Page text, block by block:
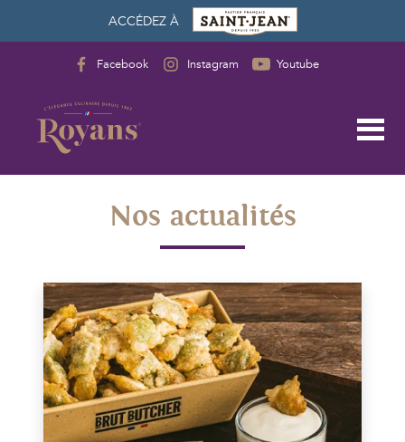
Facebook Instagram Youtube
ACCÉDEZ À
Nos actualités
En savoir plus